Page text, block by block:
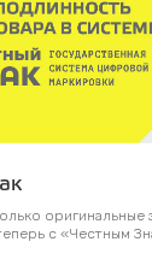
оригинальные
с «Честным